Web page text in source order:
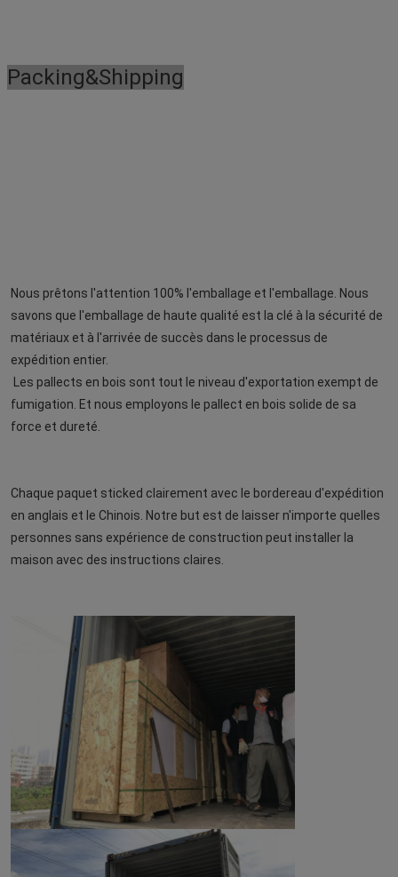
Packing&Shipping
Nous prêtons l'attention 100% l'emballage et l'emballage. Nous
savons que l'emballage de haute qualité est la clé à la sécurité de
matériaux et à l'arrivée de succès dans le processus de
fumigation. Et nous employons le pallect en bois solide de sa
force et dureté.
Chaque paquet sticked clairement avec le bordereau d'expédition
en anglais et le Chinois. Notre but est de laisser n'importe quelles
personnes sans expérience de construction peut installer la
maison avec des instructions claires.